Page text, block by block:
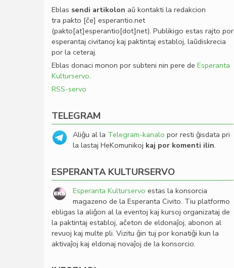
Eblas sendi artikolon aŭ kontakti la redakcion
tra pakto [ĉe] esperantio.net
(pakto[at]esperantio[dot]net). Publikigo estas rajto por
esperantaj civitanoj kaj paktintaj establoj, laŭdiskrecia
por la ceteraj.
Eblas donaci monon por subteni nin pere de Esperanta
Kulturservo.
RSS-servo
TELEGRAM
Aliĝu al la Telegram-kanalo por resti ĝisdata pri
la lastaj HeKomunikoj kaj por komenti ilin.
ESPERANTA KULTURSERVO
Esperanta Kulturservo estas la konsorcia
magazeno de la Esperanta Civito. Tiu platformo
ebligas la aliĝon al la eventoj kaj kursoj organizataj de
la paktintaj establoj, aĉeton de eldonaĵoj, abonon al
revuoj kaj multe pli. Vizitu ĝin tuj por konatiĝi kun la
aktivaĵoj kaj eldonaj novaĵoj de la konsorcio.